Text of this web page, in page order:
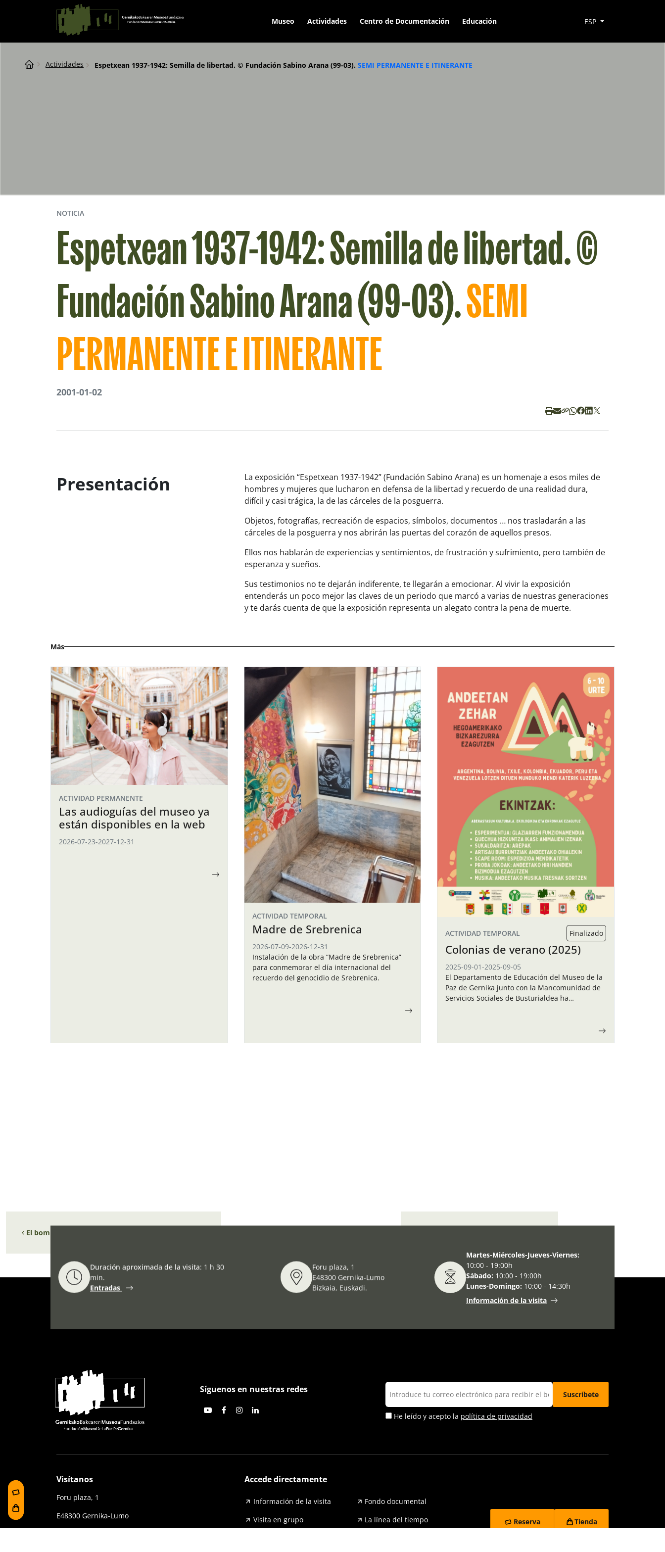
Saltar al contingut
Navegación principal
Museo Actividades Centro de Documentación Educación ESP
Breadcrumb
Actividades Espetxean 1937-1942: Semilla de libertad. © Fundación Sabino Arana (99-03). SEMI PERMANENTE E ITINERANTE
NOTICIA
Espetxean 1937-1942: Semilla de libertad. ©
Fundación Sabino Arana (99-03).SEMI
PERMANENTE E ITINERANTE
2001-01-02
Presentación
La exposición “Espetxean 1937-1942” (Fundación Sabino Arana) es un homenaje a esos miles de
hombres y mujeres que lucharon en defensa de la libertad y recuerdo de una realidad dura,
difícil y casi trágica, la de las cárceles de la posguerra.
Objetos, fotografías, recreación de espacios, símbolos, documentos … nos trasladarán a las
cárceles de la posguerra y nos abrirán las puertas del corazón de aquellos presos.
Ellos nos hablarán de experiencias y sentimientos, de frustración y sufrimiento, pero también de
esperanza y sueños.
Sus testimonios no te dejarán indiferente, te llegarán a emocionar. Al vivir la exposición
entenderás un poco mejor las claves de un periodo que marcó a varias de nuestras generaciones
y te darás cuenta de que la exposición representa un alegato contra la pena de muerte.
Más
ACTIVIDAD PERMANENTE
Las audioguías del museo ya
están disponibles en la web
2026-07-23-2027-12-31
ACTIVIDAD TEMPORAL
Madre de Srebrenica
2026-07-09-2026-12-31
Instalación de la obra “Madre de Srebrenica”
para conmemorar el día internacional del
recuerdo del genocidio de Srebrenica.
ACTIVIDAD TEMPORAL Finalizado
Colonias de verano (2025)
2025-09-01-2025-09-05
El Departamento de Educación del Museo de la
Paz de Gernika junto con la Mancomunidad de
Servicios Sociales de Busturialdea ha
Navegación de entradas
El bombardeo de Gernika.
Duración aproximada de la visita: 1 h 30
min.
Entradas
Foru plaza, 1
E48300 Gernika-Lumo
Bizkaia, Euskadi.
Martes-Miércoles-Jueves-Viernes:
10:00 - 19:00h
Sábado: 10:00 - 19:00h
Lunes-Domingo: 10:00 - 14:30h
Información de la visita
Síguenos en nuestras redes
He leído y acepto la política de privacidad
Visítanos
Foru plaza, 1
E48300 Gernika-Lumo
Accede directamente
Información de la visita
Fondo documental
Visita en grupo
La línea del tiempo
Reserva Tienda